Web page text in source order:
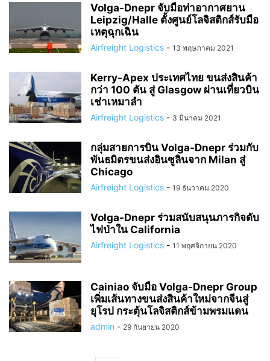
Volga-Dnepr จับมือท่าอากาศยาน
Leipzig/Halle ตั้งศูนย์โลจิสติกส์รับมือ
เหตุฉุกเฉิน
Airfreight Logistics - 13 พฤษภาคม 2021
Kerry-Apex ประเทศไทย ขนส่งสินค้า
กว่า 100 ตัน สู่ Glasgow ผ่านเที่ยวบิน
เช่าเหมาลำ
Airfreight Logistics - 3 มีนาคม 2021
กลุ่มสายการบิน Volga-Dnepr ร่วมกับ
พันธมิตรขนส่งอินซูลินจาก Milan สู่
Chicago
Airfreight Logistics - 19 ธันวาคม 2020
Volga-Dnepr ร่วมสนับสนุนภารกิจดับ
ไฟป่าใน California
Airfreight Logistics - 11 พฤศจิกายน 2020
Cainiao จับมือ Volga-Dnepr Group
เพิ่มเส้นทางขนส่งสินค้าใหม่จากจีนสู่
ยุโรป กระตุ้นโลจิสติกส์ข้ามพรมแดน
admin - 29 กันยายน 2020